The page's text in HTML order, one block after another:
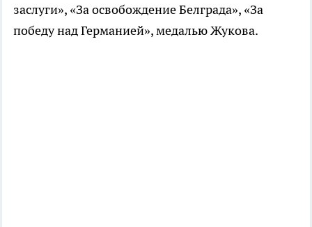
заслуги», «За освобождение Белграда», «За
победу над Германией», медалью Жукова.